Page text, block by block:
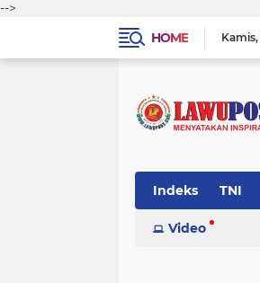
-->
HOME
Kamis
Indeks TNI
Video